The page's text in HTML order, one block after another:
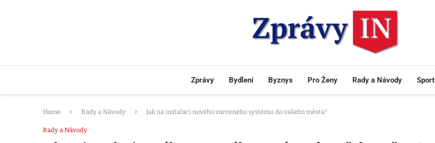
Zprávy Bydlení Byznys Pro Ženy Rady a Návody Sport
Home Rady a Návody Jak na instalaci nového varovného systému do vašeho města?
Rady a Návody